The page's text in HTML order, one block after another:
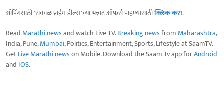
शॉपिंगसाठी 'सकाळ प्राईम डील्स'च्या भन्नाट ऑफर्स पाहण्यासाठीक्लिक करा.
Read Marathi newsand watch Live TV.Breaking newsfrom Maharashtra,
India, Pune,Mumbai, Politics, Entertainment, Sports, Lifestyle at SaamTV.
GetLive Marathi newson Mobile. Download the Saam Tv app forAndroid
and IOS.